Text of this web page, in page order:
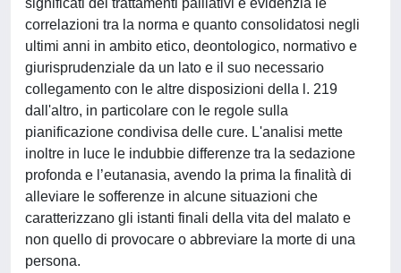
significati dei trattamenti palliativi e evidenzia le
correlazioni tra la norma e quanto consolidatosi negli
ultimi anni in ambito etico, deontologico, normativo e
giurisprudenziale da un lato e il suo necessario
collegamento con le altre disposizioni della l. 219
dall'altro, in particolare con le regole sulla
pianificazione condivisa delle cure. L'analisi mette
inoltre in luce le indubbie differenze tra la sedazione
profonda e l’eutanasia, avendo la prima la finalità di
alleviare le sofferenze in alcune situazioni che
caratterizzano gli istanti finali della vita del malato e
non quello di provocare o abbreviare la morte di una
persona.